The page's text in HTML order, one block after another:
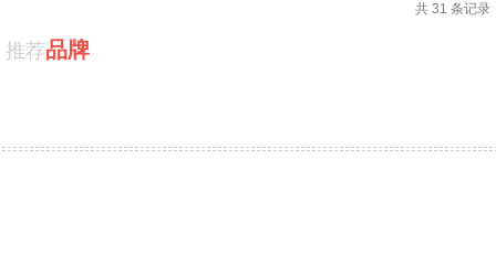
共 31 条记录
推荐品牌